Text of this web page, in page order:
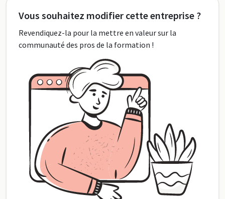
Vous souhaitez modifier cette entreprise ?
Revendiquez-la pour la mettre en valeur sur la
communauté des pros de la formation !